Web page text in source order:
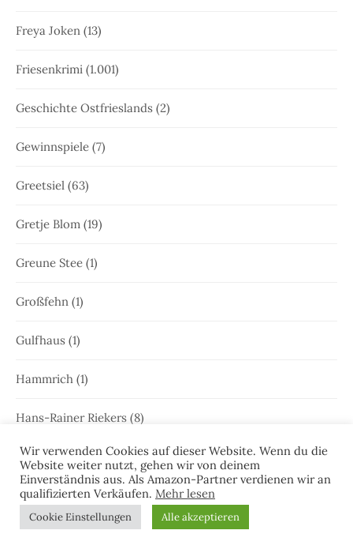
Freya Joken (13)
Friesenkrimi (1.001)
Geschichte Ostfrieslands (2)
Gewinnspiele (7)
Greetsiel (63)
Gretje Blom (19)
Greune Stee (1)
Großfehn (1)
Gulfhaus (1)
Hammrich (1)
Hans-Rainer Riekers (8)
Harlesiel(9)
Hauke Holjansen(5)
Hedda Böttcher(23)
Wir verwenden Cookies auf dieser Website. Wenn du die
Website weiter nutzt, gehen wir von deinem
Einverständnis aus. Als Amazon-Partner verdienen wir an
qualifizierten Verkäufen. Mehr lesen
Cookie Einstellungen Alle akzeptieren